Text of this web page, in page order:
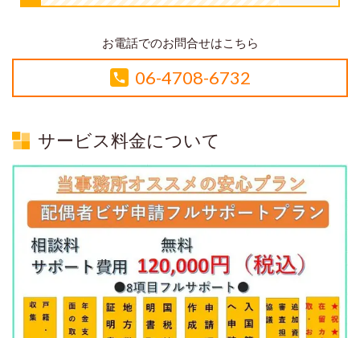
お電話でのお問合せはこちら
06-4708-6732
サービス料金について